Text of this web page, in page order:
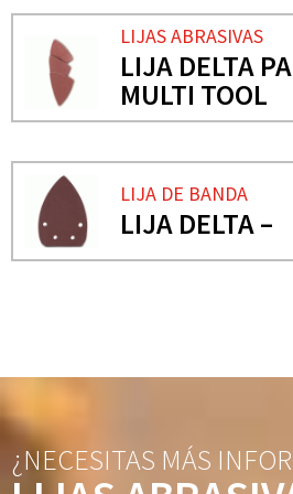
LIJAS ABRASIVAS
LIJA DELTA
MULTI TOOL
LIJA DE BANDA
LIJA DELTA –
¿NECESITAS MÁS